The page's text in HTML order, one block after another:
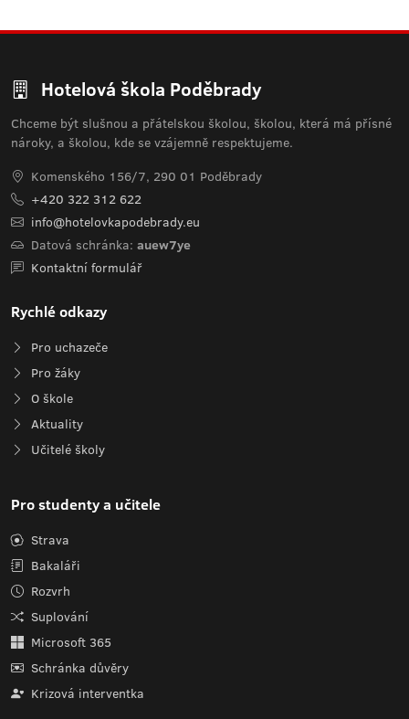
Hotelová škola Poděbrady
Chceme být slušnou a přátelskou školou, školou, která má přísné
nároky, a školou, kde se vzájemně respektujeme.
Komenského 156/7, 290 01 Poděbrady
+420 322 312 622
info@hotelovkapodebrady.eu
Datová schránka: auew7ye
Kontaktní formulář
Rychlé odkazy
Pro uchazeče
Pro žáky
O škole
Aktuality
Učitelé školy
Pro studenty a učitele
Strava
Bakaláři
Rozvrh
Suplování
Microsoft 365
Schránka důvěry
Krizová interventka